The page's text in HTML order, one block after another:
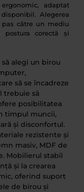
adaptat
Alegerea
către un mediu
corectă și
alegi un birou
să se încadreze
trebuie să
posibilitatea
timpul muncii,
și disconfortul.
rezistente și
masiv, MDF de
Mobilierul stabil
și la crearea
oferind suport
de birou și